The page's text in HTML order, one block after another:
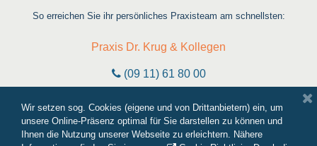
So erreichen Sie ihr persönliches Praxisteam am schnellsten:
Praxis Dr. Krug & Kollegen
 (09 11) 61 80 00
 Schwabacher Straße 75 - 90439 Nürnberg
Wir setzen sog. Cookies (eigene und von Drittanbietern) ein, um
unsere Online-Präsenz optimal für Sie darstellen zu können und
Ihnen die Nutzung unserer Webseite zu erleichtern. Nähere